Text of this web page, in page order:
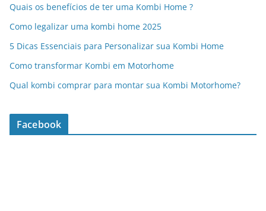
Quais os benefícios de ter uma Kombi Home ?
Como legalizar uma kombi home 2025
5 Dicas Essenciais para Personalizar sua Kombi Home
Como transformar Kombi em Motorhome
Qual kombi comprar para montar sua Kombi Motorhome?
Facebook